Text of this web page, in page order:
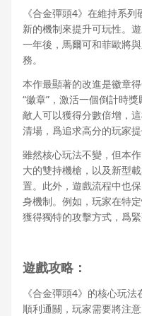
《合金彈頭4》在維持系
新的機制來提升可玩性。
一年後，馬爾可和菲歐將
務。
本作最顯著的改進是徽章
“徽章”，激活一個倒計時
敵人可以獲得分數倍增，
清場，爲追求高分的玩家提
雖然核心玩法不變，但本
大的雙持機槍，以及新型
置。此外，遊戲流程中也
身機制。例如，玩家在特
獲得獨特的攻擊方式，爲
遊戲攻略：
《合金彈頭4》的核心玩
順利通關，玩家需要將注